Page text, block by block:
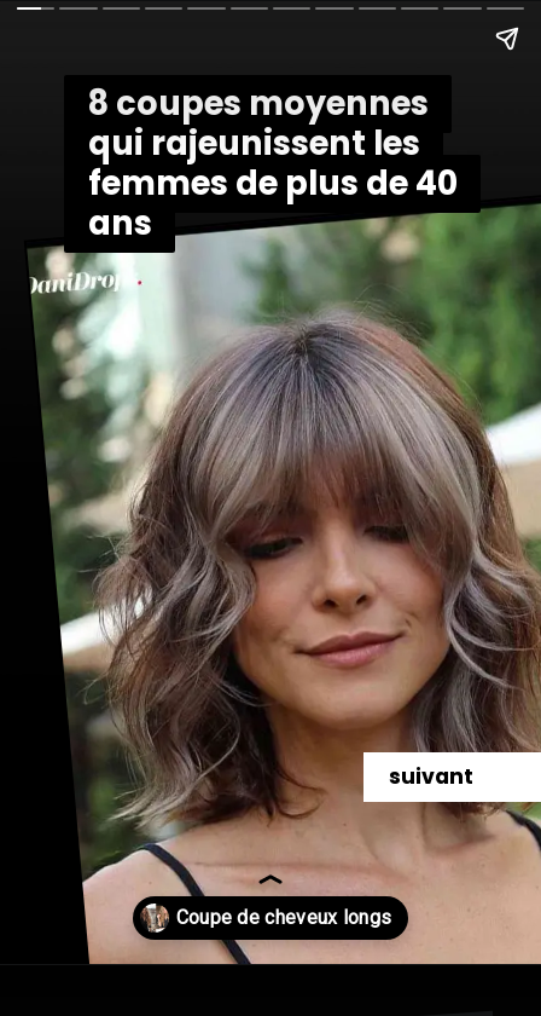
8 coupes moyennes
qui rajeunissent les
femmes de plus de 40
ans
8 coupes moyennes
qui rajeunissent les
femmes de plus de 40
ans
suivant